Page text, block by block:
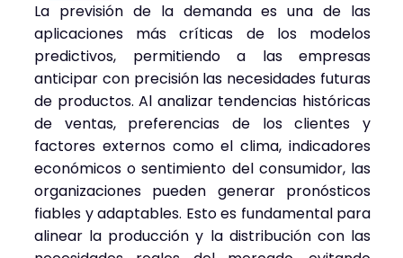
La previsión de la demanda es una de las
aplicaciones más críticas de los modelos
predictivos, permitiendo a las empresas
anticipar con precisión las necesidades futuras
de productos. Al analizar tendencias históricas
de ventas, preferencias de los clientes y
factores externos como el clima, indicadores
económicos o sentimiento del consumidor, las
organizaciones pueden generar pronósticos
fiables y adaptables. Esto es fundamental para
alinear la producción y la distribución con las